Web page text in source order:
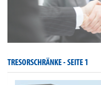
TRESORSCHRÄNKE -SEITE 1